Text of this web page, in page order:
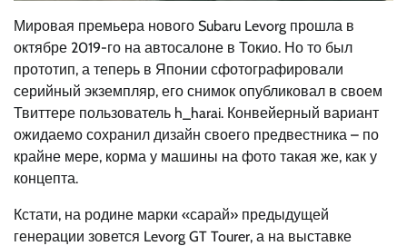
Мировая премьера нового Subaru Levorg прошла в
октябре 2019-го на автосалоне в Токио. Но то был
прототип, а теперь в Японии сфотографировали
серийный экземпляр, его снимок опубликовал в своем
Твиттере пользователь h_harai. Конвейерный вариант
ожидаемо сохранил дизайн своего предвестника – по
крайне мере, корма у машины на фото такая же, как у
концепта.
Кстати, на родине марки «сарай» предыдущей
генерации зовется Levorg GT Tourer, а на выставке